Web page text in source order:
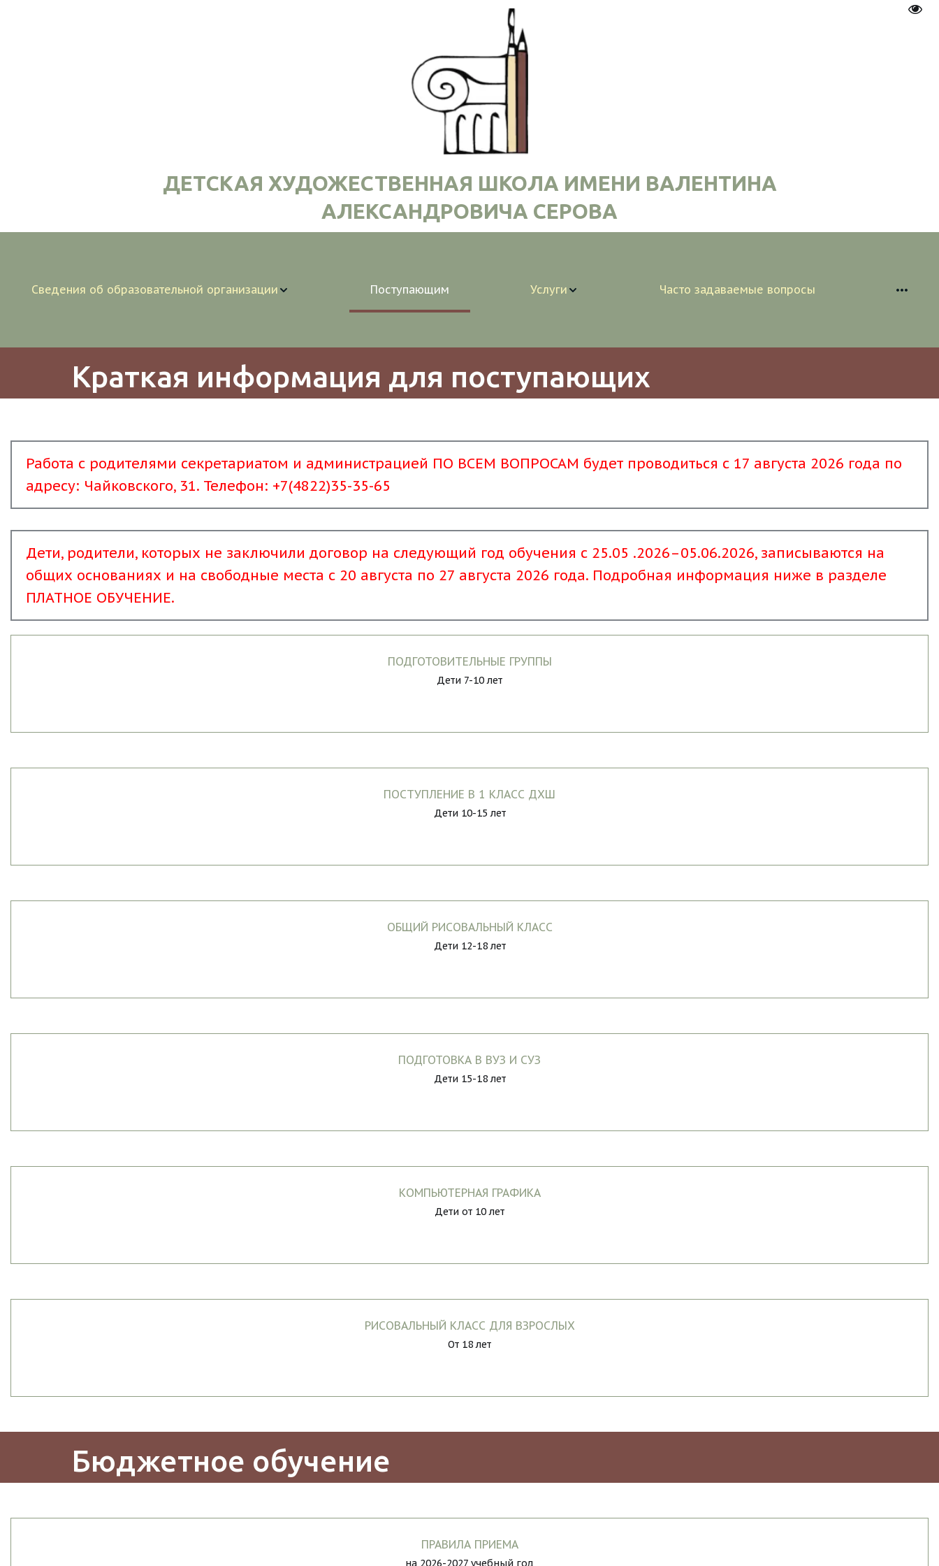
ДЕТСКАЯ ХУДОЖЕСТВЕННАЯ ШКОЛА ИМЕНИ ВАЛЕНТИНА
АЛЕКСАНДРОВИЧА СЕРОВА
Сведения об образовательной организации Поступающим Услуги Часто задаваемые вопросы
Краткая информация для поступающих
Работа с родителями секретариатом и администрацией ПО ВСЕМ ВОПРОСАМ будет проводиться с 17 августа 2026 года по
адресу: Чайковского, 31. Телефон: +7(4822)35-35-65
Дети, родители, которых не заключили договор на следующий год обучения с 25.05 .2026–05.06.2026, записываются на
общих основаниях и на свободные места с 20 августа по 27 августа 2026 года. Подробная информация ниже в разделе
ПЛАТНОЕ ОБУЧЕНИЕ.
ПОДГОТОВИТЕЛЬНЫЕ ГРУППЫ
Дети 7-10 лет
ПОСТУПЛЕНИЕ В 1 КЛАСС ДХШ
Дети 10-15 лет
ОБЩИЙ РИСОВАЛЬНЫЙ КЛАСС
Дети 12-18 лет
ПОДГОТОВКА В ВУЗ И СУЗ
Дети 15-18 лет
КОМПЬЮТЕРНАЯ ГРАФИКА
Дети от 10 лет
РИСОВАЛЬНЫЙ КЛАСС ДЛЯ ВЗРОСЛЫХ
От 18 лет
Бюджетное обучение
ПРАВИЛА ПРИЕМА
на 2026-2027 учебный год